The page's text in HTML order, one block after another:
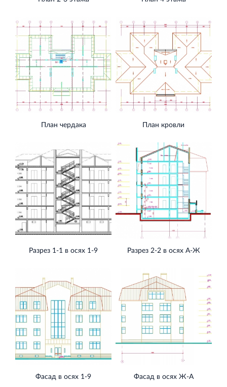
План чердака План кровли
Разрез 1-1 в осях 1-9 Разрез 2-2 в осях А-Ж
Фасад в осях 1-9 Фасад в осях Ж-А